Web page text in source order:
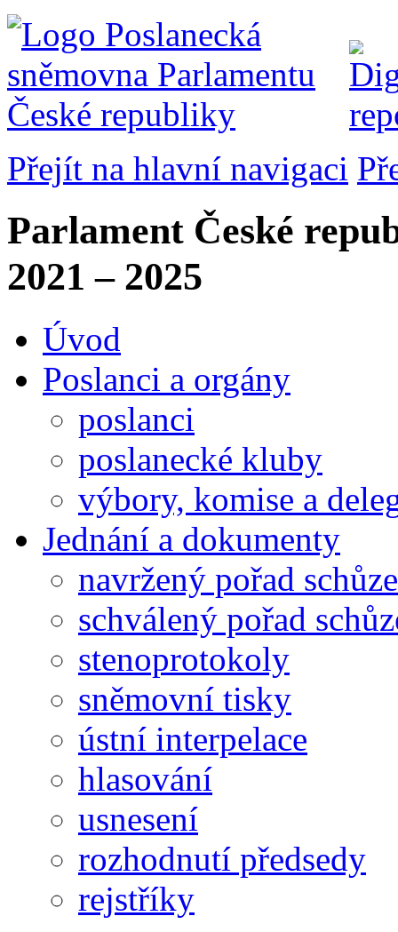
Přejít na hlavní navigaci
Parlament České
2021 – 2025
Úvod
Poslanci a orgány
poslanci
poslanecké kluby
výbory, komise a
Jednání a dokumenty
navržený pořad schůze
schválený pořad
stenoprotokoly
sněmovní tisky
ústní interpelace
hlasování
usnesení
rozhodnutí předsedy
rejstříky